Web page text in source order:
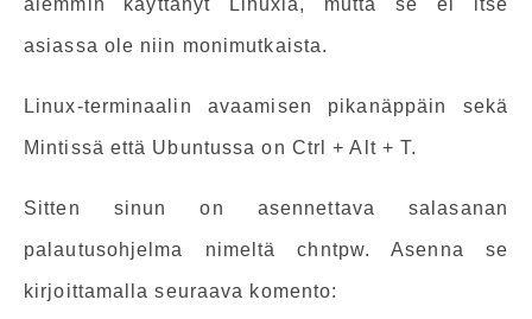
aiemmin käyttänyt Linuxia, mutta se ei itse
asiassa ole niin monimutkaista.
Linux-terminaalin avaamisen pikanäppäin sekä
Mintissä että Ubuntussa on Ctrl + Alt + T.
Sitten sinun on asennettava salasanan
palautusohjelma nimeltä chntpw. Asenna se
kirjoittamalla seuraava komento: